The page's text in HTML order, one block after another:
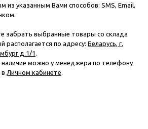
указанным Вами способов: SMS, Email,
забрать выбранные товары со склада
располагается по адресу: Беларусь, г.
д.1/1
наличие можно у менеджера по телефону
в Личном кабинете